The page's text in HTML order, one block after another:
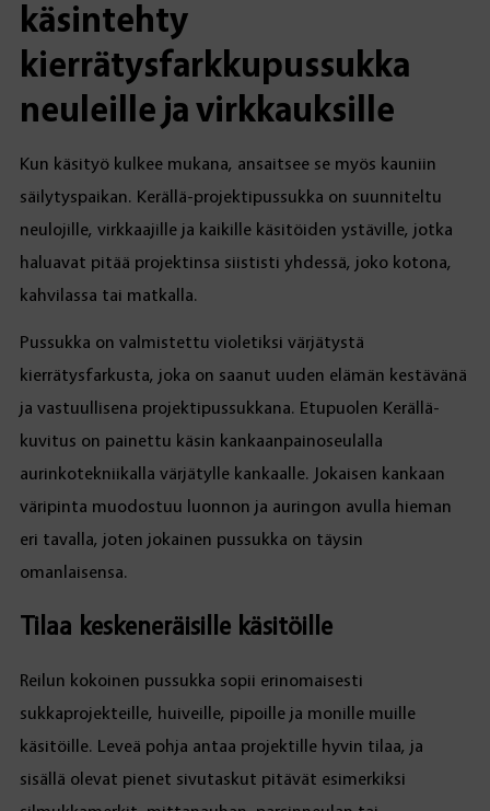
käsintehty
kierrätysfarkkupussukka
neuleille ja virkkauksille
Kun käsityö kulkee mukana, ansaitsee se myös kauniin
säilytyspaikan. Kerällä-projektipussukka on suunniteltu
neulojille, virkkaajille ja kaikille käsitöiden ystäville, jotka
haluavat pitää projektinsa siististi yhdessä, joko kotona,
kahvilassa tai matkalla.
Pussukka on valmistettu violetiksi värjätystä
kierrätysfarkusta, joka on saanut uuden elämän kestävänä
ja vastuullisena projektipussukkana. Etupuolen Kerällä-
kuvitus on painettu käsin kankaanpainoseulalla
aurinkotekniikalla värjätylle kankaalle. Jokaisen kankaan
väripinta muodostuu luonnon ja auringon avulla hieman
eri tavalla, joten jokainen pussukka on täysin
omanlaisensa.
Tilaa keskeneräisille käsitöille
Reilun kokoinen pussukka sopii erinomaisesti
sukkaprojekteille, huiveille, pipoille ja monille muille
käsitöille. Leveä pohja antaa projektille hyvin tilaa, ja
sisällä olevat pienet sivutaskut pitävät esimerkiksi